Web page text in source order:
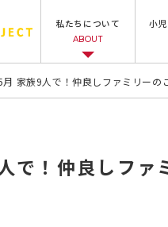
私たちについて
ABOUT
小
家族9人で！仲良しファミリーの
！仲良しファ